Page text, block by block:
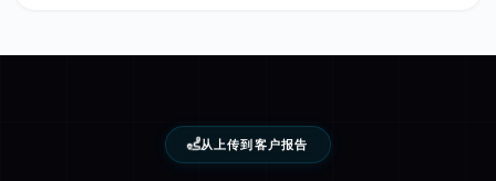
从上传到客户报告